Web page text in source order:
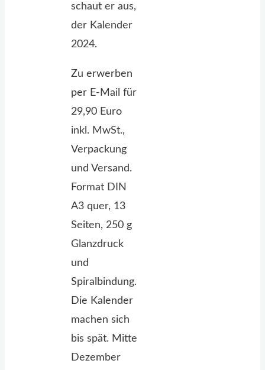
schaut er aus,
der Kalender
2024.
Zu erwerben
per E-Mail für
29,90 Euro
inkl. MwSt.,
Verpackung
und Versand.
Format DIN
A3 quer, 13
Seiten, 250 g
Glanzdruck
und
Spiralbindung.
Die Kalender
machen sich
bis spät. Mitte
Dezember